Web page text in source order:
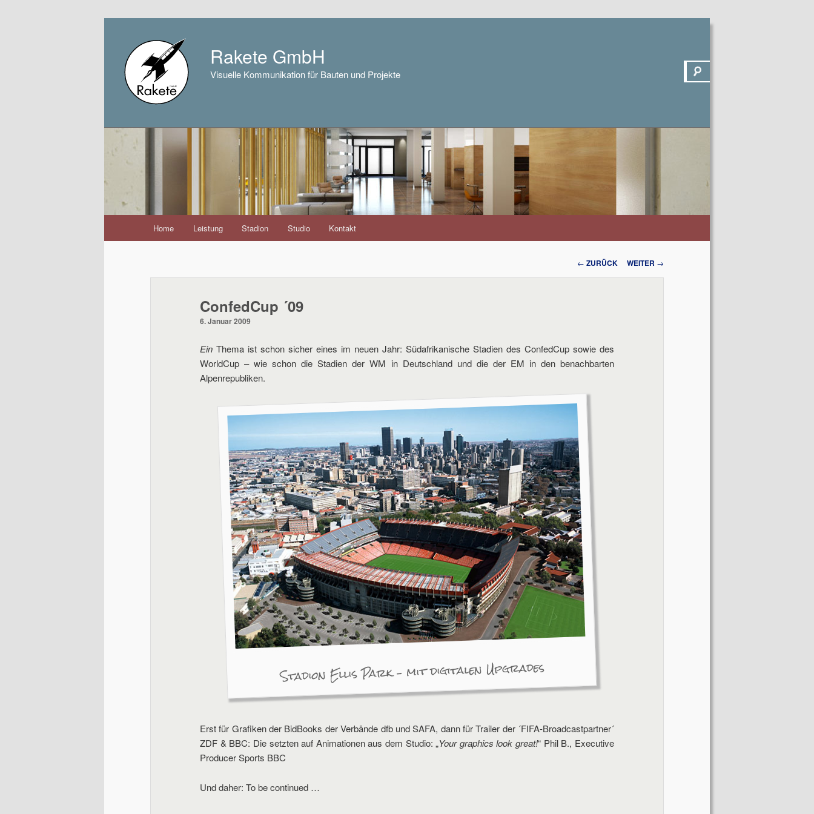
Rakete GmbH
Visuelle Kommunikation für Bauten und Projekte
Zum
Home Leistung Stadion Studio Kontakt
Beitrags-
Navigation
← ZURÜCK WEITER →
ConfedCup ´09
6. Januar 2009
Ein Thema ist schon sicher eines im neuen Jahr: Südafrikanische Stadien des ConfedCup sowie des
WorldCup – wie schon die Stadien der WM in Deutschland und die der EM in den benachbarten
Alpenrepubliken.
Stadion Ellis Park – mit digitalen Upgrades
Erst für Grafiken der BidBooks der Verbände dfb und SAFA, dann für Trailer der ´FIFA-Broadcastpartner´
ZDF & BBC: Die setzten auf Animationen aus dem Studio: „Your graphics look great!“ Phil B., Executive
Producer Sports BBC
Und daher: To be continued …